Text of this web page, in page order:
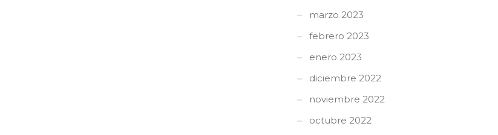
marzo 2023
febrero 2023
enero 2023
diciembre 2022
noviembre 2022
octubre 2022